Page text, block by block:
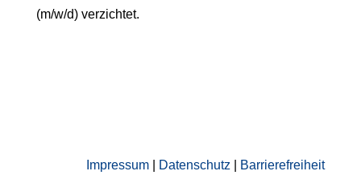
(m/w/d) verzichtet.
Impressum Datenschutz Barrierefreiheit